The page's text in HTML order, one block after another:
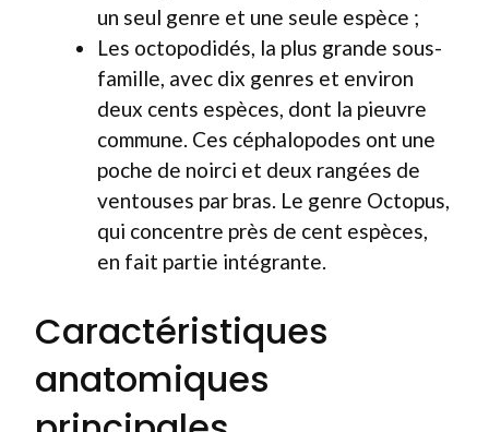
un seul genre et une seule espèce ;
Les octopodidés, la plus grande sous-
famille, avec dix genres et environ
deux cents espèces, dont la pieuvre
commune. Ces céphalopodes ont une
poche de noirci et deux rangées de
ventouses par bras. Le genre Octopus,
qui concentre près de cent espèces,
en fait partie intégrante.
Caractéristiques
anatomiques